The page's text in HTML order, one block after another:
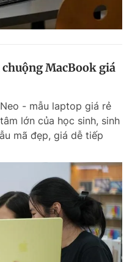
MacBook giá
- mẫu laptop giá rẻ
lớn của học sinh, sinh
mã đẹp, giá dễ tiếp